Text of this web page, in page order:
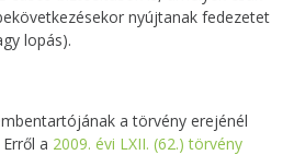
nyújtanak fedezetet
lopás).
a törvény erejénél
a 2009. évi LXII. (62.) törvény